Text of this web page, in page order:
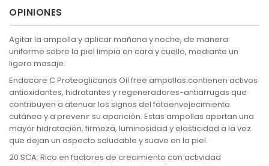
OPINIONES
Agitar la ampolla y aplicar mañana y noche, de manera
uniforme sobre la piel limpia en cara y cuello, mediante un
ligero masaje.
Endocare C Proteoglicanos Oil free ampollas contienen activos
antioxidantes, hidratantes y regeneradores-antiarrugas que
contribuyen a atenuar los signos del fotoenvejecimiento
cutáneo y a prevenir su aparición. Estas ampollas aportan una
mayor hidratación, firmeza, luminosidad y elasticidad a la vez
que dejan un aspecto saludable y suave en la piel.
20 SCA: Rico en factores de crecimiento con actividad